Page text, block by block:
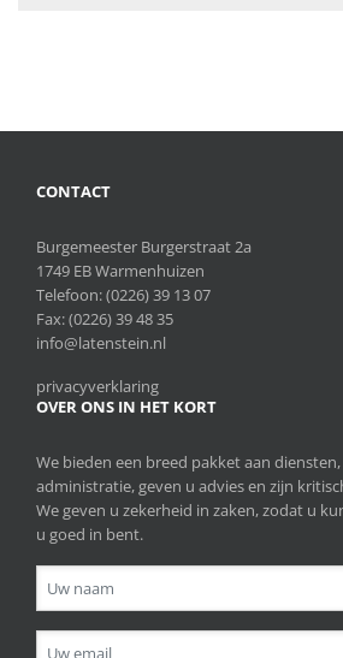
CONTACT
Burgemeester Burgerstraat 2a
1749 EB Warmenhuizen
Telefoon:(0226) 39 13 07
Fax: (0226) 39 48 35
info@latenstein.nl
privacyverklaring
OVER ONS IN HET KORT
We bieden een breed pakket aan
administratie, geven u advies en zijn
We geven u zekerheid in zaken, zodat u
u goed in bent.